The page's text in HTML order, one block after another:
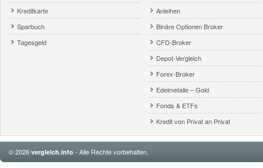
Kreditkarte
Sparbuch
Tagesgeld
Anleihen
Binäre Optionen Broker
CFD-Broker
Depot-Vergleich
Forex-Broker
Edelmetalle – Gold
Fonds & ETFs
Kredit von Privat an Privat
© 2026 vergleich.info - Alle Rechte vorbehalten.